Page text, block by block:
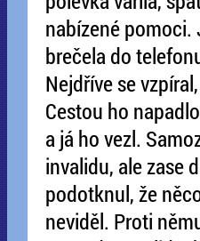
nabízené pomoci.
brečela do
Nejdříve se
Cestou ho
a já ho vezl.
invalidu, ale zase
podotknul, že
neviděl. Proti